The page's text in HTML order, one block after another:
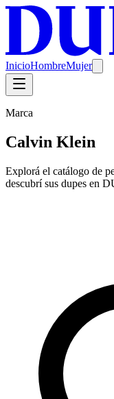
InicioHombreMujer
Marca
Calvin Klein
Explorá el catálogo de
descubrí sus dupes en